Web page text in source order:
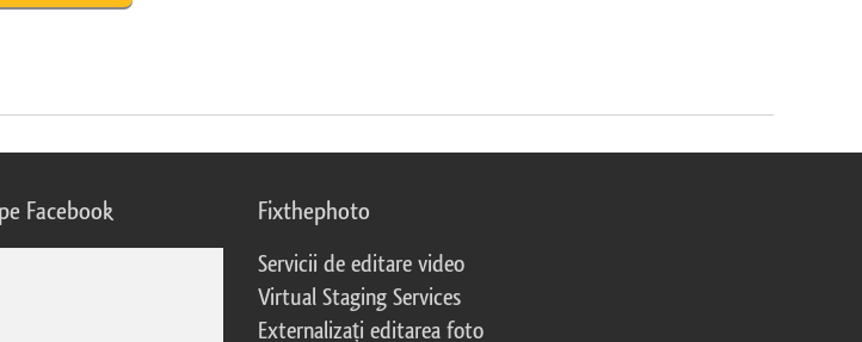
Facebook Fixthephoto
Servicii de editare video
Virtual Staging Services
Externalizați editarea foto